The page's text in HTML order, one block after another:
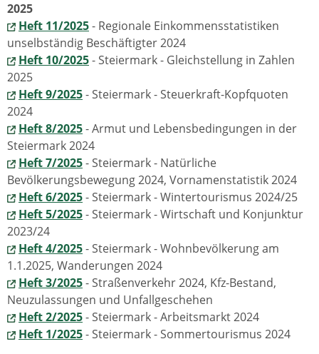
2025
Heft 11/2025- Regionale Einkommensstatistiken
unselbständig Beschäftigter 2024
Heft 10/2025- Steiermark - Gleichstellung in Zahlen
2025
Heft 9/2025- Steiermark - Steuerkraft-Kopfquoten
2024
Heft 8/2025- Armut und Lebensbedingungen in der
Steiermark 2024
Heft 7/2025- Steiermark - Natürliche
Bevölkerungsbewegung 2024, Vornamenstatistik 2024
Heft 6/2025- Steiermark - Wintertourismus 2024/25
Heft 5/2025- Steiermark - Wirtschaft und Konjunktur
2023/24
Heft 4/2025- Steiermark - Wohnbevölkerung am
1.1.2025, Wanderungen 2024
Heft 3/2025- Straßenverkehr 2024, Kfz-Bestand,
Neuzulassungen und Unfallgeschehen
Heft 2/2025- Steiermark - Arbeitsmarkt 2024
Heft 1/2025- Steiermark - Sommertourismus 2024